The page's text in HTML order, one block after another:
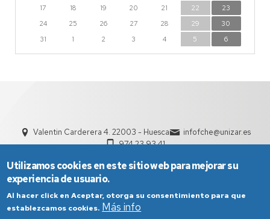
17
18 19 20 21 22
23
24
25 26 27 28 29
30
31
1 2 3 4 5 6
Valentin Carderera 4. 22003 - Huesca
infofche@unizar.es
974 23 93 41
Utilizamos cookies en este sitio web para mejorar su
experiencia de usuario.
Al hacer click en Aceptar, otorga su consentimiento para que
establezcamos cookies. Más info